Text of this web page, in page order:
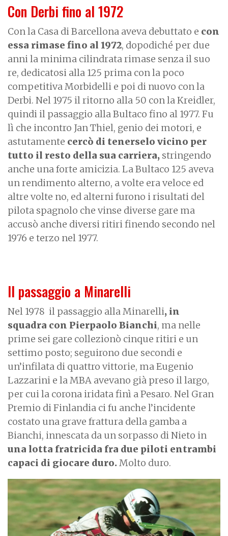
Con Derbi fino al 1972
Con la Casa di Barcellona aveva debuttato e con
essa rimase fino al 1972, dopodiché per due
anni la minima cilindrata rimase senza il suo
re, dedicatosi alla 125 prima con la poco
competitiva Morbidelli e poi di nuovo con la
Derbi. Nel 1975 il ritorno alla 50 con la Kreidler,
quindi il passaggio alla Bultaco fino al 1977. Fu
lì che incontro Jan Thiel, genio dei motori, e
astutamente cercò di tenerselo vicino per
tutto il resto della sua carriera, stringendo
anche una forte amicizia. La Bultaco 125 aveva
un rendimento alterno, a volte era veloce ed
altre volte no, ed alterni furono i risultati del
pilota spagnolo che vinse diverse gare ma
accusò anche diversi ritiri finendo secondo nel
1976 e terzo nel 1977.
Il passaggio a Minarelli
Nel 1978 il passaggio alla Minarelli, in
squadra con Pierpaolo Bianchi, ma nelle
prime sei gare collezionò cinque ritiri e un
settimo posto; seguirono due secondi e
un’infilata di quattro vittorie, ma Eugenio
Lazzarini e la MBA avevano già preso il largo,
per cui la corona iridata finì a Pesaro. Nel Gran
Premio di Finlandia ci fu anche l’incidente
costato una grave frattura della gamba a
Bianchi, innescata da un sorpasso di Nieto in
una lotta fratricida fra due piloti entrambi
capaci di giocare duro. Molto duro.